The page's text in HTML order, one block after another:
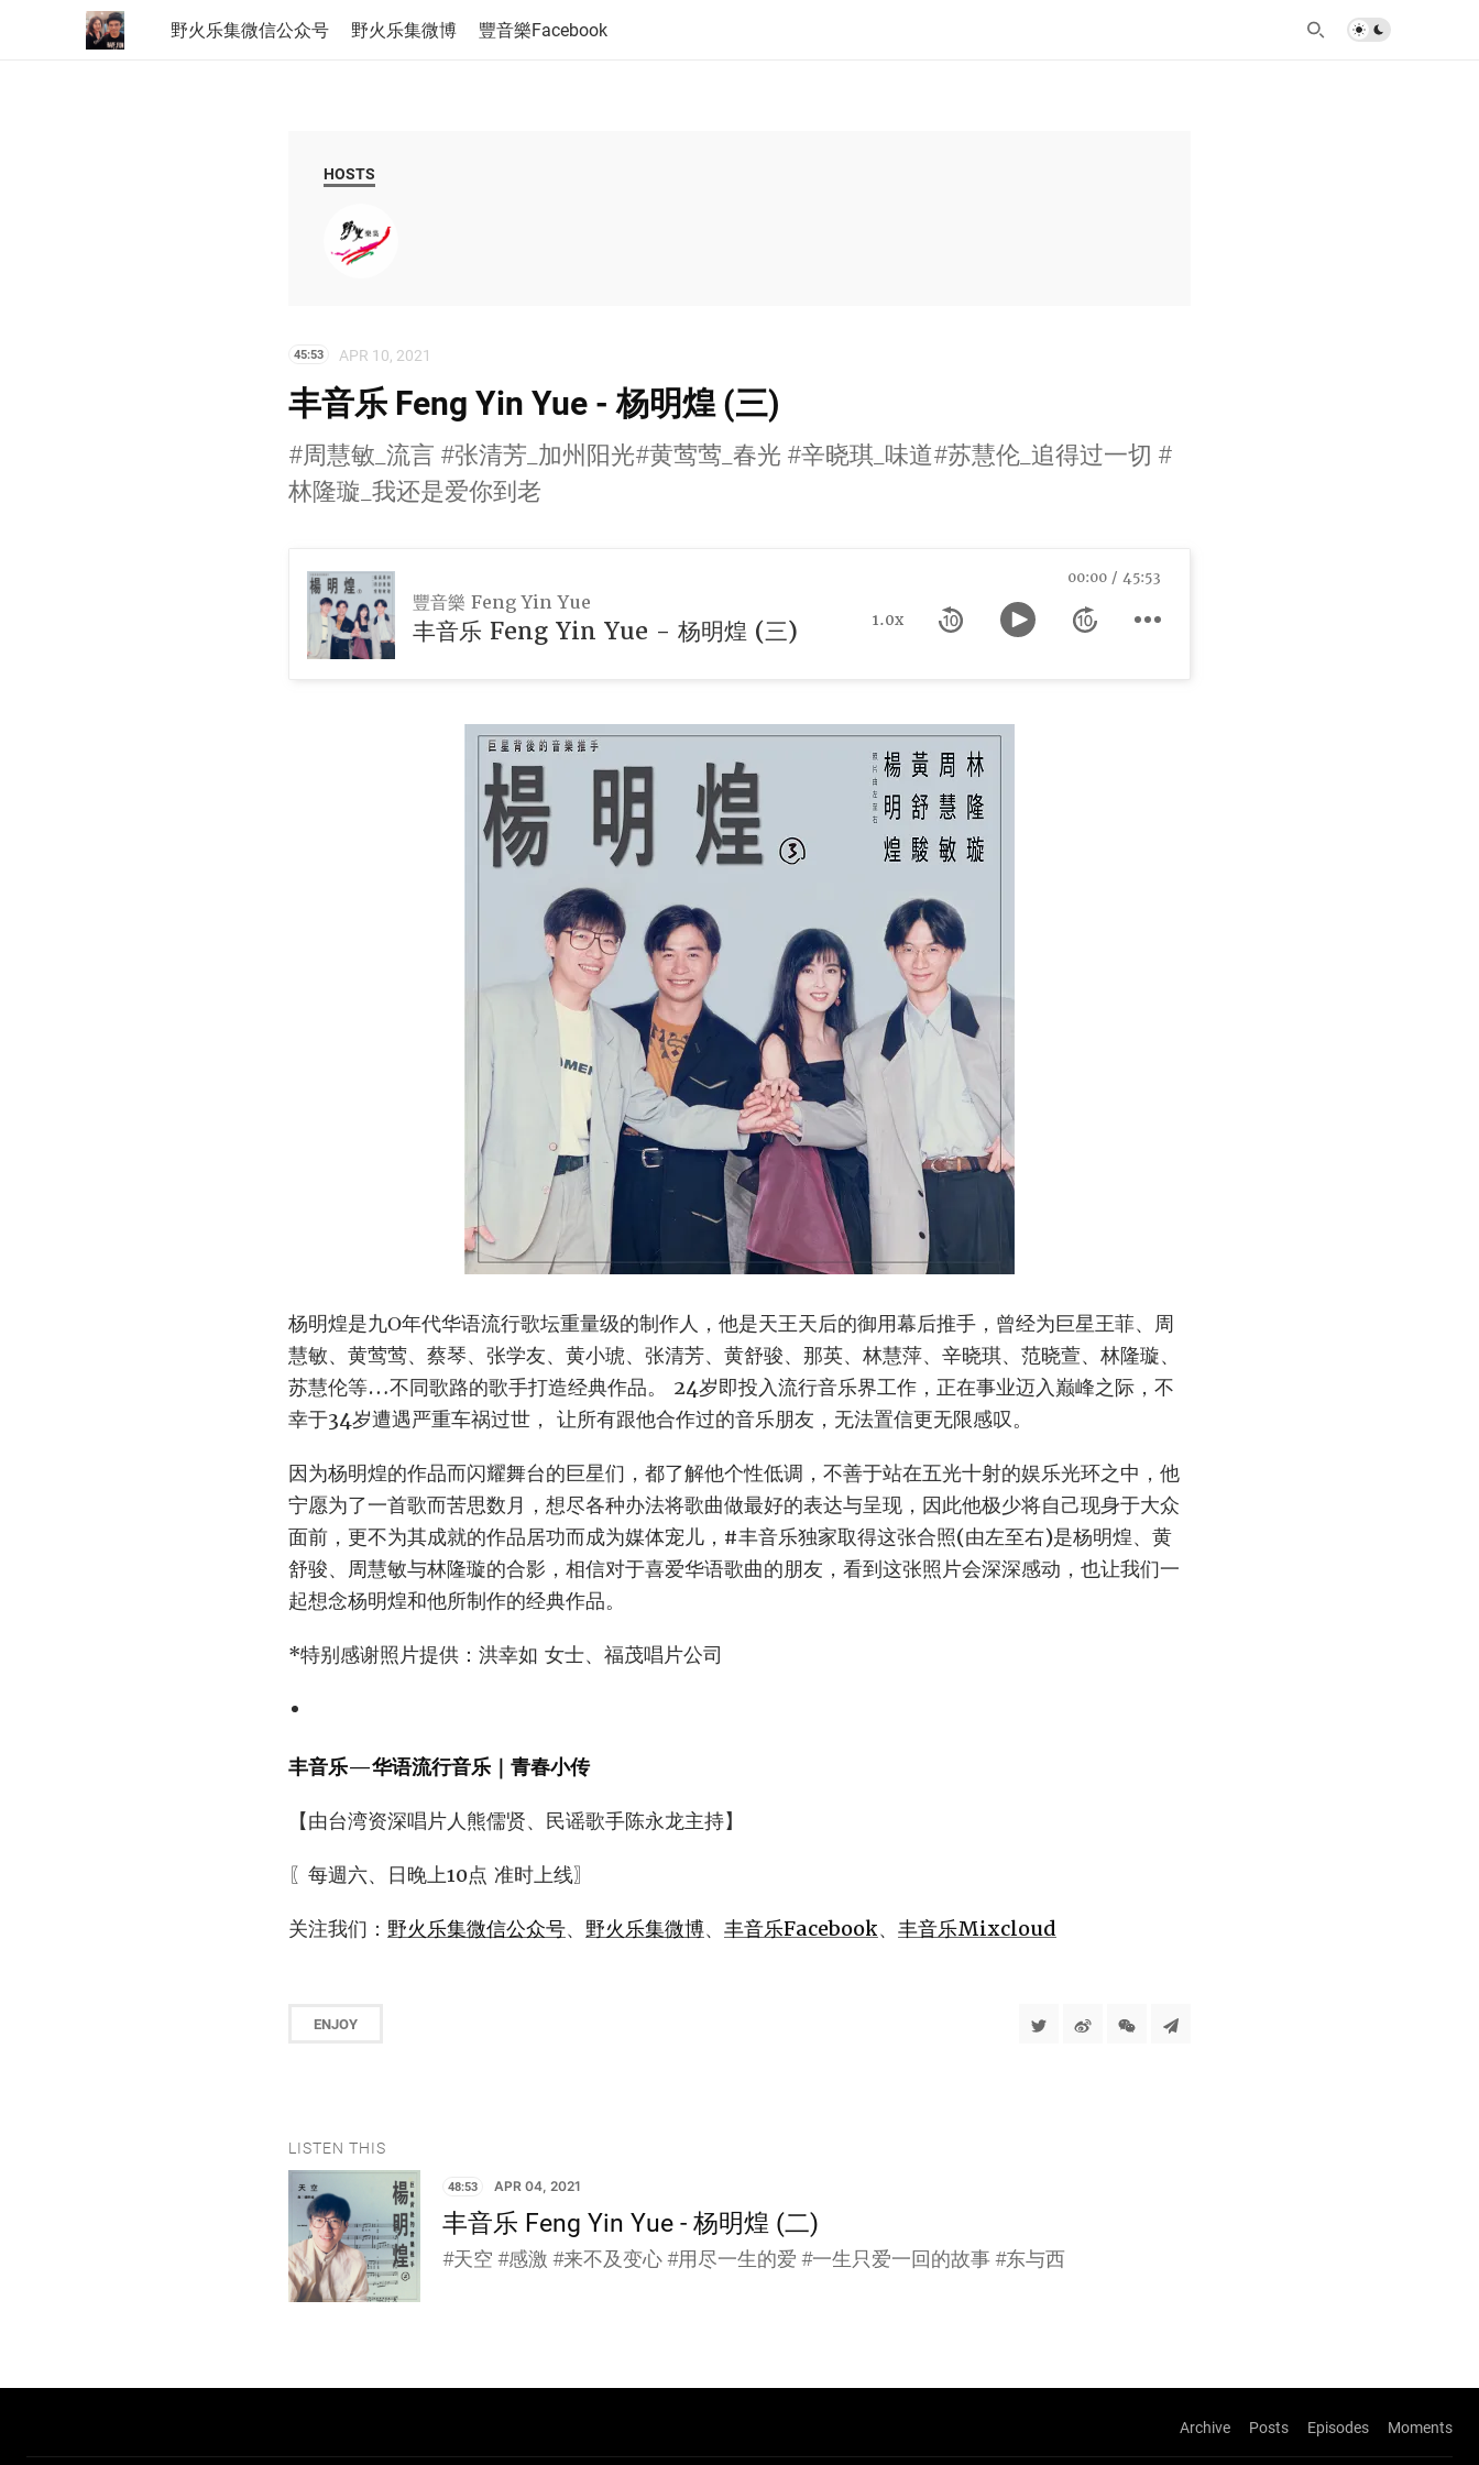
野火乐集微信公众号 野火乐集微博 豐音樂Facebook
HOSTS
45:53 APR 10, 2021
丰音乐 Feng Yin Yue - 杨明煌 (三)
#周慧敏_流言 #张清芳_加州阳光#黄莺莺_春光 #辛晓琪_味道#苏慧伦_追得过一切 #
林隆璇_我还是爱你到老
豐音樂 Feng Yin Yue
丰音乐 Feng Yin Yue - 杨明煌 (三) 1.0x
00:00 45:53
杨明煌是九Ο年代华语流行歌坛重量级的制作人，他是天王天后的御用幕后推手，曾经为巨星王菲、周
慧敏、黄莺莺、蔡琴、张学友、黄小琥、张清芳、黄舒骏、那英、林慧萍、辛晓琪、范晓萱、林隆璇、
苏慧伦等…不同歌路的歌手打造经典作品。 24岁即投入流行音乐界工作，正在事业迈入巅峰之际，不
幸于34岁遭遇严重车祸过世， 让所有跟他合作过的音乐朋友，无法置信更无限感叹。
因为杨明煌的作品而闪耀舞台的巨星们，都了解他个性低调，不善于站在五光十射的娱乐光环之中，他
宁愿为了一首歌而苦思数月，想尽各种办法将歌曲做最好的表达与呈现，因此他极少将自己现身于大众
面前，更不为其成就的作品居功而成为媒体宠儿，#丰音乐独家取得这张合照(由左至右)是杨明煌、黄
舒骏、周慧敏与林隆璇的合影，相信对于喜爱华语歌曲的朋友，看到这张照片会深深感动，也让我们一
起想念杨明煌和他所制作的经典作品。
*特别感谢照片提供：洪幸如 女士、福茂唱片公司
丰音乐—华语流行音乐｜青春小传
【由台湾资深唱片人熊儒贤、民谣歌手陈永龙主持】
〖每週六、日晚上10点 准时上线〗
关注我们： 野火乐集微信公众号、 野火乐集微博、 丰音乐Facebook、 丰音乐Mixcloud
ENJOY
LISTEN THIS
48:53 APR 04, 2021
丰音乐 Feng Yin Yue - 杨明煌 (二)
#天空 #感激 #来不及变心 #用尽一生的爱 #一生只爱一回的故事 #东与西
Archive Posts Episodes Moments